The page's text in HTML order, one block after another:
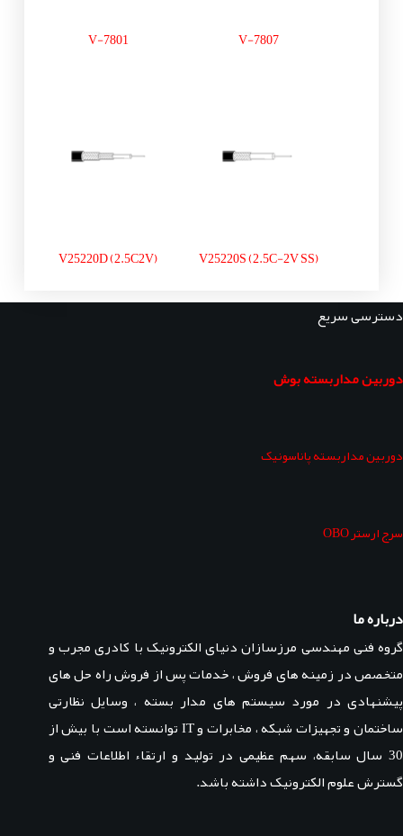
V-7807
V-7801
V25220S (2.5C-2V SS)
V25220D (2.5C2V)
دسترسی سریع
دوربین مداربسته بوش
دوربین مداربسته پاناسونیک
سرج ارستر OBO
درباره ما
گروه فنی مهندسی مرزسازان دنیای الکترونیک با کادری مجرب و
متخصص در زمینه های فروش ، خدمات پس از فروش راه حل های
پیشنهادی در مورد سیستم های مدار بسته ، وسایل نظارتی
ساختمان و تجهیزات شبکه ، مخابرات و IT توانسته است با بیش از
30 سال سابقه، سهم عظیمی در تولید و ارتقاء اطلاعات فنی و
گسترش علوم الکترونیک داشته باشد.